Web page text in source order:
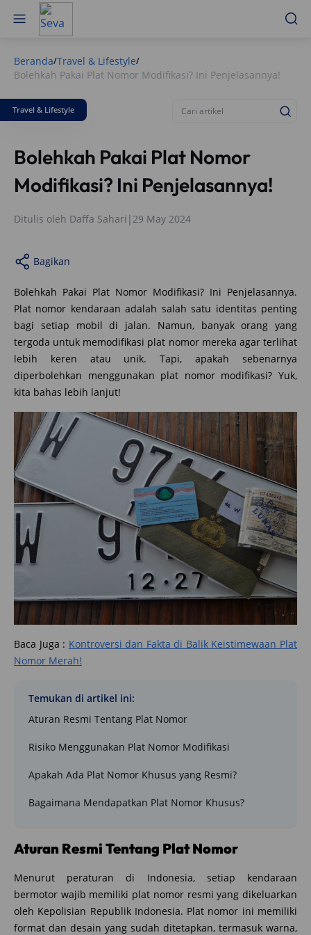
Beranda/Travel & Lifestyle/
Bolehkah Pakai Plat Nomor Modifikasi? Ini Penjelasannya!
Travel & Lifestyle
Bolehkah Pakai Plat Nomor
Modifikasi? Ini Penjelasannya!
Ditulis oleh Daffa Sahari | 29 May 2024
Bagikan
Bolehkah Pakai Plat Nomor Modifikasi? Ini Penjelasannya.
Plat nomor kendaraan adalah salah satu identitas penting
bagi setiap mobil di jalan. Namun, banyak orang yang
tergoda untuk memodifikasi plat nomor mereka agar terlihat
lebih keren atau unik. Tapi, apakah sebenarnya
diperbolehkan menggunakan plat nomor modifikasi? Yuk,
kita bahas lebih lanjut!
Baca Juga : Kontroversi dan Fakta di Balik Keistimewaan Plat
Nomor Merah!
Temukan di artikel ini:
Aturan Resmi Tentang Plat Nomor
Risiko Menggunakan Plat Nomor Modifikasi
Apakah Ada Plat Nomor Khusus yang Resmi?
Bagaimana Mendapatkan Plat Nomor Khusus?
Aturan Resmi Tentang Plat Nomor
Menurut peraturan di Indonesia, setiap kendaraan
bermotor wajib memiliki plat nomor resmi yang dikeluarkan
oleh Kepolisian Republik Indonesia. Plat nomor ini memiliki
format dan desain yang sudah ditetapkan, termasuk warna,